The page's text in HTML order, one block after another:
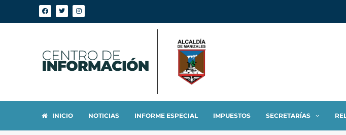
INICIO NOTICIAS INFORME ESPECIAL IMPUESTOS SECRETARÍAS